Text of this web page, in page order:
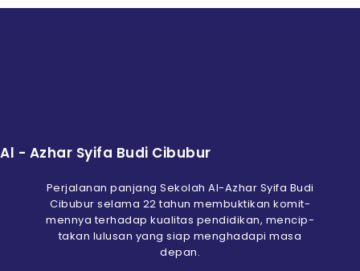
Al - Azhar Syifa Budi Cibubur
Perjalanan panjang Sekolah Al-Azhar Syifa Budi
Cibubur selama 22 tahun membuktikan komit-
mennya terhadap kualitas pendidikan, mencip-
takan lulusan yang siap menghadapi masa
depan.